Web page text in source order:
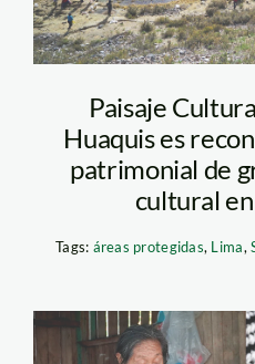
Paisaje
Huaquis es
patrimonial de
cultural
Tags: áreas protegidas, Lima,